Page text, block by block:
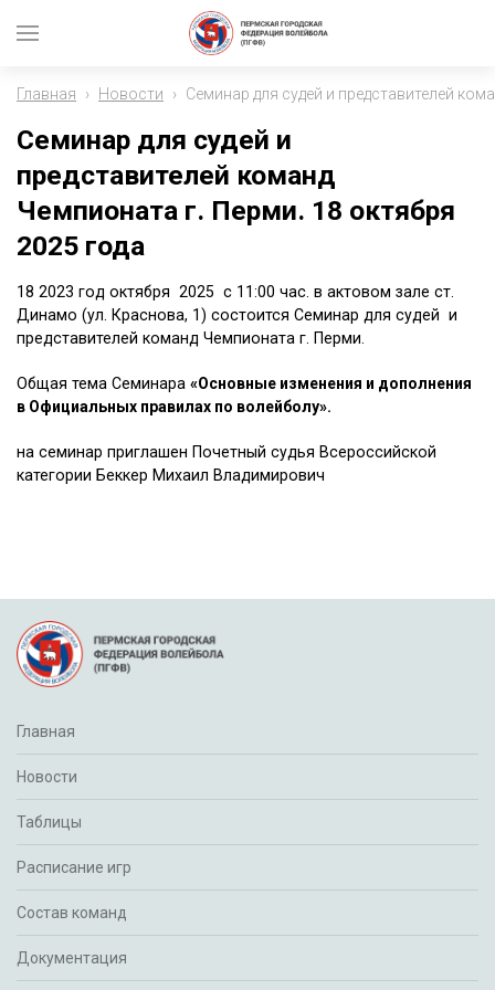
Главная › Новости › Семинар для судей и представителей
Семинар для судей и
представителей команд
Чемпионата г. Перми. 18 октября
2025 года
18 2023 год октября 2025 с 11:00 час. в актовом зале ст.
Динамо (ул. Краснова, 1) состоится Семинар для судей и
представителей команд Чемпионата г. Перми.
Общая тема Семинара «Основные изменения и дополнения
в Официальных правилах по волейболу».
на семинар приглашен Почетный судья Всероссийской
категории Беккер Михаил Владимирович
Главная
Новости
Таблицы
Расписание игр
Состав команд
Документация